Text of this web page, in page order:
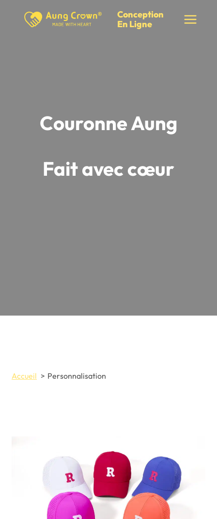
Conception
En Ligne
Couronne Aung
Fait avec cœur
Accueil Personnalisation